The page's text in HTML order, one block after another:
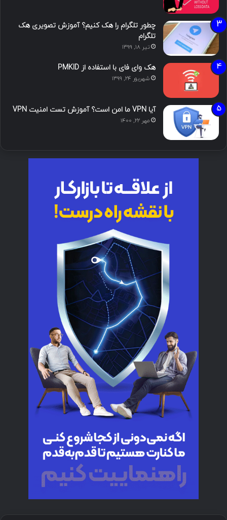
چطور تلگرام را هک کنیم؟ آموزش تصویری هک
تلگرام
تیر ۱۸, ۱۳۹۹
هک وای فای با استفاده از PMKID
شهریور ۲۴, ۱۳۹۹
آیا VPN ما امن است؟ آموزش تست امنیت VPN
مهر ۲۲, ۱۴۰۰